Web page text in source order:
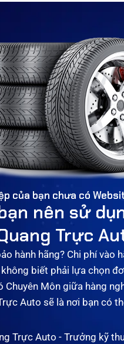
của bạn chưa có
nên sử
Trực
hành hãng? Chi phí vào
biết phải lựa chọn
Chuyên Môn giữa hàng
Auto sẽ là nơi bạn có
Trực Auto - Trưởng kỹ